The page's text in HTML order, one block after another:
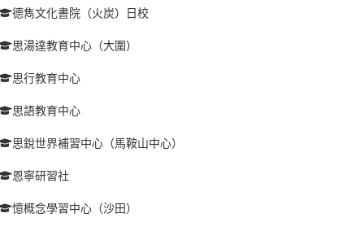
德雋文化書院（火炭）日校
思湯達教育中心（大圍）
思行教育中心
思語教育中心
思銳世界補習中心（馬鞍山中心）
恩寧研習社
憶概念學習中心（沙田）